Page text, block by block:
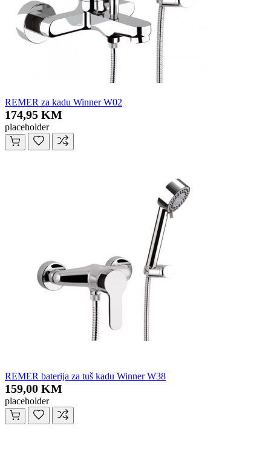
REMER za kadu Winner W02
174,95 KM
placeholder
REMER baterija za tuš kadu Winner W38
159,00 KM
placeholder